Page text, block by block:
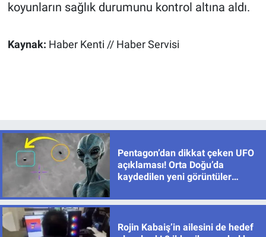
koyunların sağlık durumunu kontrol altına aldı.
Kaynak: Haber Kenti // Haber Servisi
Pentagon’dan dikkat çeken UFO
açıklaması! Orta Doğu’da
kaydedilen yeni görüntüler
Rojin Kabaiş’in ailesini de hedef